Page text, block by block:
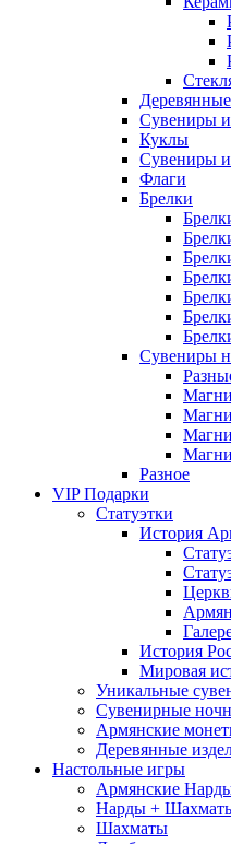
Сувениры
Куклы
Сувениры
Флаги
Брелки
Сувениры
Разное
VIP Подарки
Статуэтки
История
История
Мировая
Уникальные
Сувенирные
Армянские
Деревянные
Настольные игры
Армянские
Нарды +
Шахматы